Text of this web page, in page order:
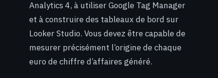
Analytics 4, à utiliser Google Tag Manager
et à construire des tableaux de bord sur
Looker Studio. Vous devez être capable de
mesurer précisément l’origine de chaque
euro de chiffre d’affaires généré.